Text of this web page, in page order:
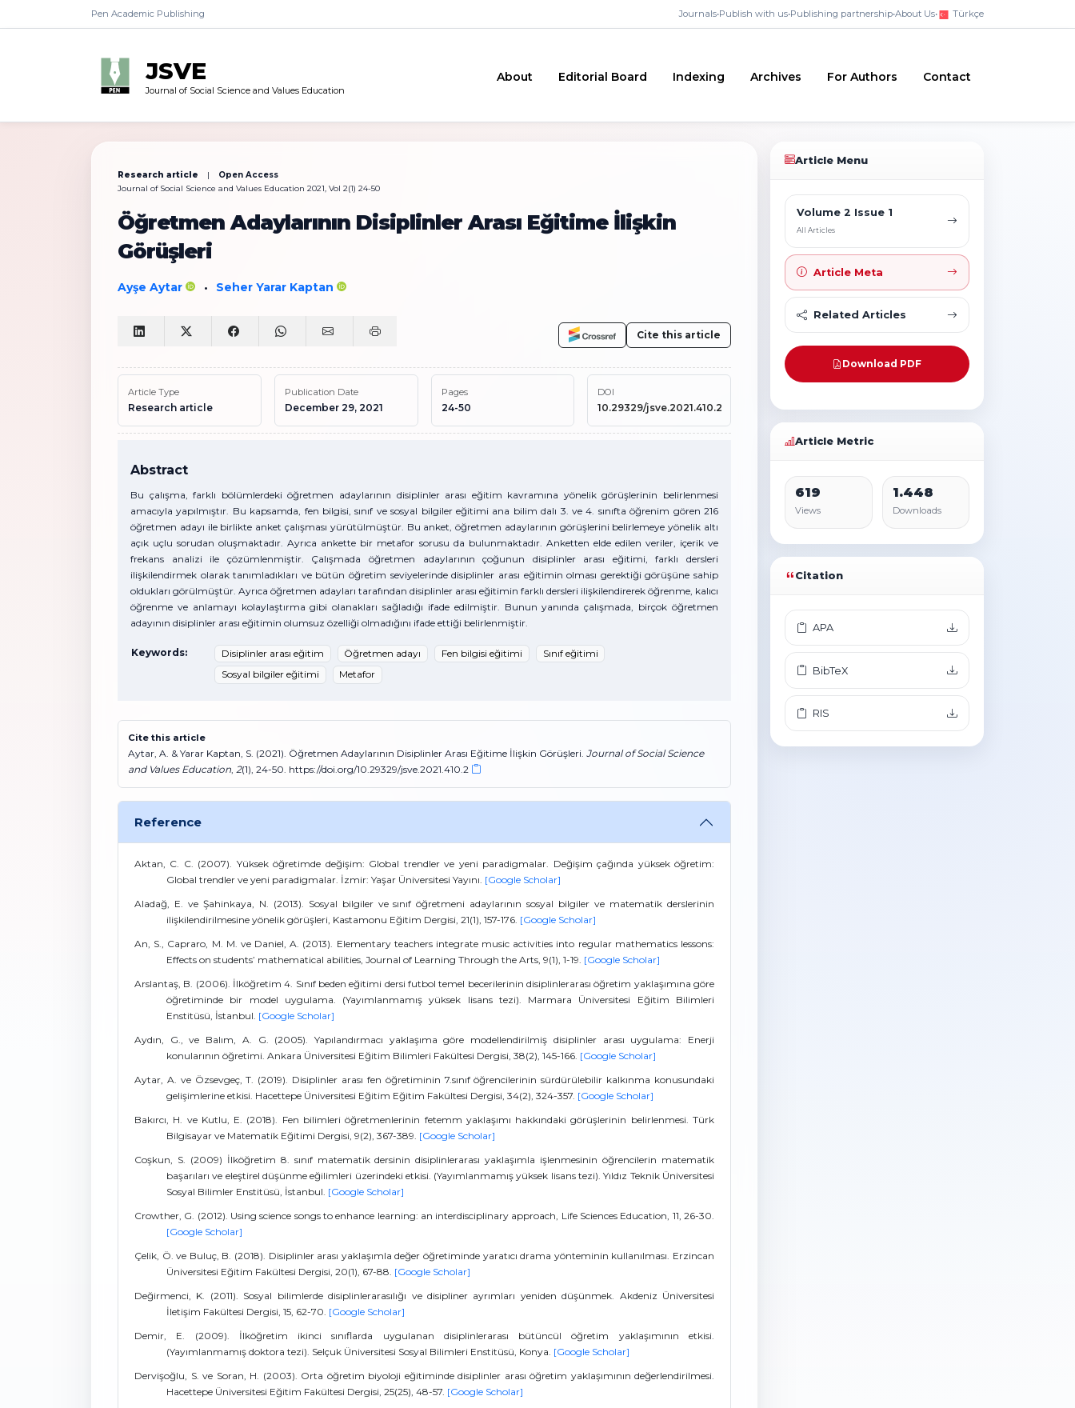
Pen Academic Publishing Journals•Publish with us•Publishing partnership•About Us• Türkçe
JSVE
Journal of Social Science and Values Education
About Editorial Board Indexing Archives For Authors Contact
Research article |
Open Access
Journal of Social Science and Values Education 2021, Vol 2(1) 24-50
Öğretmen Adaylarının Disiplinler Arası Eğitime İlişkin
Görüşleri
Ayşe Aytar • Seher Yarar Kaptan
Cite this article
Article Type
Research article
Publication Date
December 29, 2021
Pages
24-50
DOI
10.29329/jsve.2021.410.2
Abstract
Bu çalışma, farklı bölümlerdeki öğretmen adaylarının disiplinler arası eğitim kavramına yönelik görüşlerinin belirlenmesi
amacıyla yapılmıştır. Bu kapsamda, fen bilgisi, sınıf ve sosyal bilgiler eğitimi ana bilim dalı 3. ve 4. sınıfta öğrenim gören 216
öğretmen adayı ile birlikte anket çalışması yürütülmüştür. Bu anket, öğretmen adaylarının görüşlerini belirlemeye yönelik altı
açık uçlu sorudan oluşmaktadır. Ayrıca ankette bir metafor sorusu da bulunmaktadır. Anketten elde edilen veriler, içerik ve
frekans analizi ile çözümlenmiştir. Çalışmada öğretmen adaylarının çoğunun disiplinler arası eğitimi, farklı dersleri
ilişkilendirmek olarak tanımladıkları ve bütün öğretim seviyelerinde disiplinler arası eğitimin olması gerektiği görüşüne sahip
oldukları görülmüştür. Ayrıca öğretmen adayları tarafından disiplinler arası eğitimin farklı dersleri ilişkilendirerek öğrenme, kalıcı
öğrenme ve anlamayı kolaylaştırma gibi olanakları sağladığı ifade edilmiştir. Bunun yanında çalışmada, birçok öğretmen
adayının disiplinler arası eğitimin olumsuz özelliği olmadığını ifade ettiği belirlenmiştir.
Keywords: Disiplinler arası eğitim Öğretmen adayı Fen bilgisi eğitimi
Sınıf eğitimi
Sosyal bilgiler eğitimi
Metafor
Cite this article
Aytar, A. & Yarar Kaptan, S. (2021). Öğretmen Adaylarının Disiplinler Arası Eğitime İlişkin Görüşleri. Journal of Social Science
and Values Education 2(1), 24-50. https://doi.org/10.29329/jsve.2021.410.2
Reference
Aktan, C. C. (2007). Yüksek öğretimde değişim: Global trendler ve yeni paradigmalar. Değişim çağında yüksek öğretim:
Global trendler ve yeni paradigmalar. İzmir: Yaşar Üniversitesi Yayını. [Google Scholar]
Aladağ, E. ve Şahinkaya, N. (2013). Sosyal bilgiler ve sınıf öğretmeni adaylarının sosyal bilgiler ve matematik derslerinin
ilişkilendirilmesine yönelik görüşleri, Kastamonu Eğitim Dergisi, 21(1), 157-176. [Google Scholar]
An, S., Capraro, M. M. ve Daniel, A. (2013). Elementary teachers integrate music activities into regular mathematics lessons:
Effects on students’ mathematical abilities, Journal of Learning Through the Arts, 9(1), 1-19. [Google Scholar]
Arslantaş, B. (2006). İlköğretim 4. Sınıf beden eğitimi dersi futbol temel becerilerinin disiplinlerarası öğretim yaklaşımına göre
öğretiminde bir model uygulama. (Yayımlanmamış yüksek lisans tezi). Marmara Üniversitesi Eğitim Bilimleri
Enstitüsü, İstanbul. [Google Scholar]
Aydın, G., ve Balım, A. G. (2005). Yapılandırmacı yaklaşıma göre modellendirilmiş disiplinler arası uygulama: Enerji
konularının öğretimi. Ankara Üniversitesi Eğitim Bilimleri Fakültesi Dergisi, 38(2), 145-166. [Google Scholar]
Aytar, A. ve Özsevgeç, T. (2019). Disiplinler arası fen öğretiminin 7.sınıf öğrencilerinin sürdürülebilir kalkınma konusundaki
gelişimlerine etkisi. Hacettepe Üniversitesi Eğitim Eğitim Fakültesi Dergisi, 34(2), 324-357. [Google Scholar]
Bakırcı, H. ve Kutlu, E. (2018). Fen bilimleri öğretmenlerinin fetemm yaklaşımı hakkındaki görüşlerinin belirlenmesi. Türk
Bilgisayar ve Matematik Eğitimi Dergisi, 9(2), 367-389. [Google Scholar]
Coşkun, S. (2009) İlköğretim 8. sınıf matematik dersinin disiplinlerarası yaklaşımla işlenmesinin öğrencilerin matematik
başarıları ve eleştirel düşünme eğilimleri üzerindeki etkisi. (Yayımlanmamış yüksek lisans tezi). Yıldız Teknik Üniversitesi
Sosyal Bilimler Enstitüsü, İstanbul. [Google Scholar]
Crowther, G. (2012). Using science songs to enhance learning: an interdisciplinary approach, Life Sciences Education, 11, 26-30.
[Google Scholar]
Çelik, Ö. ve Buluç, B. (2018). Disiplinler arası yaklaşımla değer öğretiminde yaratıcı drama yönteminin kullanılması. Erzincan
Üniversitesi Eğitim Fakültesi Dergisi, 20(1), 67-88. [Google Scholar]
Değirmenci, K. (2011). Sosyal bilimlerde disiplinlerarasılığı ve disipliner ayrımları yeniden düşünmek. Akdeniz Üniversitesi
İletişim Fakültesi Dergisi, 15, 62-70. [Google Scholar]
Demir, E. (2009). İlköğretim ikinci sınıflarda uygulanan disiplinlerarası bütüncül öğretim yaklaşımının etkisi.
(Yayımlanmamış doktora tezi). Selçuk Üniversitesi Sosyal Bilimleri Enstitüsü, Konya. [Google Scholar]
Dervişoğlu, S. ve Soran, H. (2003). Orta öğretim biyoloji eğitiminde disiplinler arası öğretim yaklaşımının değerlendirilmesi.
Hacettepe Üniversitesi Eğitim Fakültesi Dergisi, 25(25), 48-57. [Google Scholar]
Article Menu
Volume 2 Issue 1
All Articles
Article Meta
Related Articles
Download PDF
Article Metric
619
Views
1.448
Downloads
Citation
APA
BibTeX
RIS